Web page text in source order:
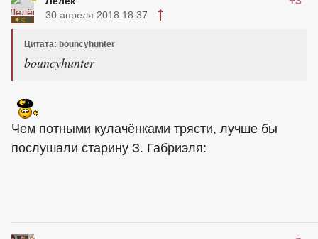
30 апреля 2018 18:37
Цитата: bouncyhunter
bouncyhunter
Чем потными кулачёнками трясти, лучше бы
послушали старину З. Габриэля: